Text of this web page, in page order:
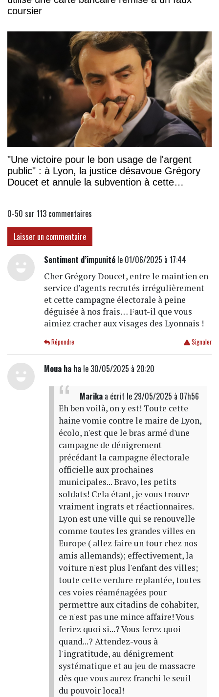
coursier
"Une victoire pour le bon usage de l'argent
public" : à Lyon, la justice désavoue Grégory
Doucet et annule la subvention à cette
0-50 sur 113 commentaires
Laisser un commentaire
Sentiment d’impunitéle 01/06/2025 à 17:44
Cher Grégory Doucet, entre le maintien en
service d’agents recrutés irrégulièrement
et cette campagne électorale à peine
déguisée à nos frais… Faut-il que vous
aimiez cracher aux visages des Lyonnais !
Signaler
Répondre
Moua ha hale 30/05/2025 à 20:20
Marikaa écrit le 29/05/2025 à 07h56
Eh ben voilà, on y est! Toute cette
haine vomie contre le maire de Lyon,
écolo, n'est que le bras armé d'une
campagne de dénigrement
précédant la campagne électorale
officielle aux prochaines
municipales... Bravo, les petits
soldats! Cela étant, je vous trouve
vraiment ingrats et réactionnaires.
Lyon est une ville qui se renouvelle
comme toutes les grandes villes en
Europe ( allez faire un tour chez nos
amis allemands); effectivement, la
voiture n'est plus l'enfant des villes;
toute cette verdure replantée, toutes
ces voies réaménagées pour
permettre aux citadins de cohabiter,
ce n'est pas une mince affaire! Vous
feriez quoi si...? Vous ferez quoi
quand...? Attendez-vous à
l'ingratitude, au dénigrement
systématique et au jeu de massacre
dès que vous aurez franchi le seuil
du pouvoir local!